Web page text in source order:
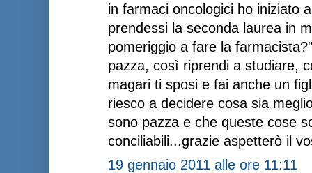
in farmaci oncologici ho iniziato
prendessi la seconda laurea in
pomeriggio a fare la
pazza, così riprendi a studiare,
magari ti sposi e fai anche un
riesco a decidere cosa sia
sono pazza e che queste cose
conciliabili...grazie aspetterò il
19 gennaio 2011 alle ore 11:11